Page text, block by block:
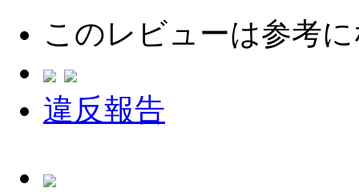
このレビューは参考
違反報告